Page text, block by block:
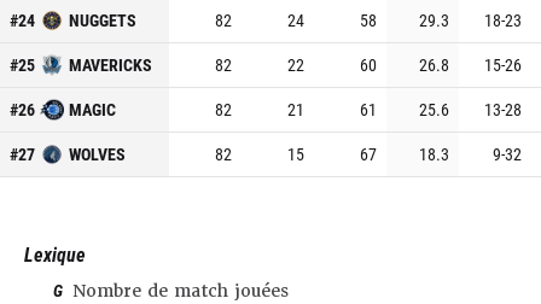
#24 NUGGETS 82 24 58 29.3 18-23
#25 MAVERICKS 82 22 60 26.8 15-26
#26 MAGIC 82 21 61 25.6 13-28
#27 WOLVES 82 15 67 18.3 9-32
Lexique
G Nombre de match jouées